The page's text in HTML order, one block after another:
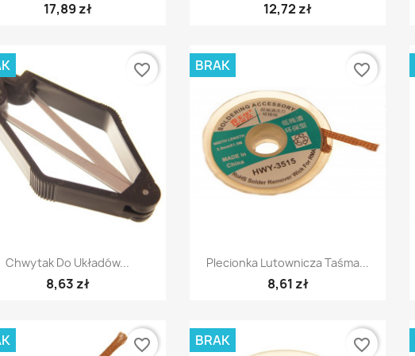
17,89 zł 12,72 zł
Szybki podgląd
Chwytak Do Układów...
8,63 zł
favorite_border
Szybki podgląd
Plecionka Lutownicza Taśma...
8,61 zł
BRAK favorite_border
favorite_border BRAK favorite_border